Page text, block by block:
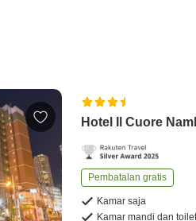
Hotel Il Cuore
Pembatalan gratis
Kamar saja
Kamar mandi dan